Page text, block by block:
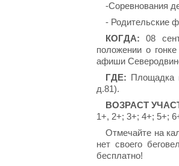
-Соревнования
- Родительские
КОГДА: 08
положении о
афиши
ГДЕ: Площадка
д.81).
ВОЗРАСТ
1+, 2+; 3+; 4+; 5+;
Отмечайте на
нет своего
бесплатно!